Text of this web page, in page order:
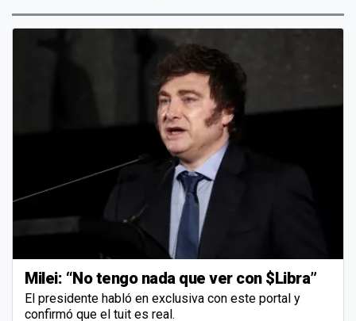
Milei: “No tengo nada que ver con $Libra”
El presidente habló en exclusiva con este portal y
confirmó que el tuit es real.